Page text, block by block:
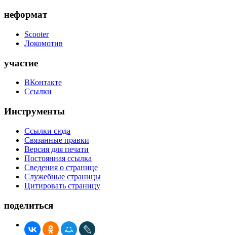
неформат
Scooter
Локомотив
участие
ВКонтакте
Ссылки
Инструменты
Ссылки сюда
Связанные правки
Версия для печати
Постоянная ссылка
Сведения о странице
Служебные страницы
Цитировать страницу
поделиться